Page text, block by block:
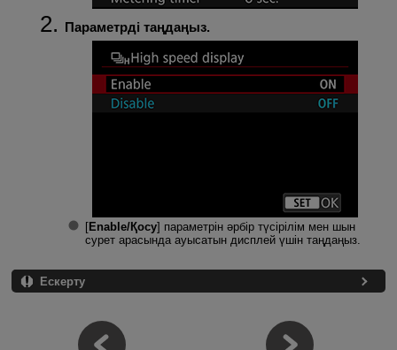
Параметрді таңдаңыз.
[Enable/Қосу] параметрін әрбір түсірілім мен шын
сурет арасында ауысатын дисплей үшін таңдаңыз.
Ескерту